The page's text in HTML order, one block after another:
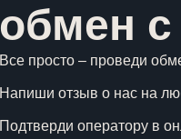
обмен
Все просто – проведи
Напиши отзыв о нас на
Подтверди оператору в